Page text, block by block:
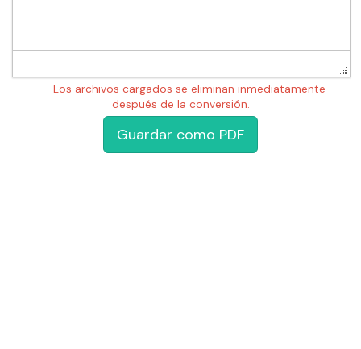
Los archivos cargados se eliminan inmediatamente
después de la conversión.
Guardar como PDF